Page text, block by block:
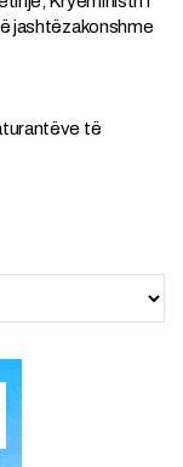
jashtëzakonshme
të